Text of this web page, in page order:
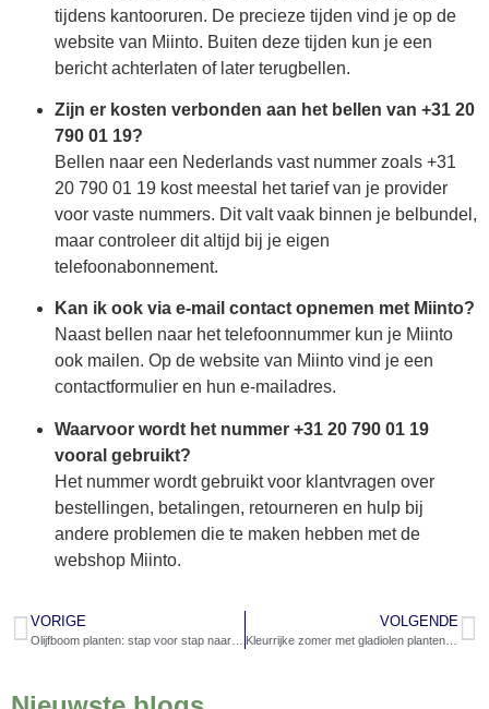
tijdens kantooruren. De precieze tijden vind je op de
website van Miinto. Buiten deze tijden kun je een
bericht achterlaten of later terugbellen.
Zijn er kosten verbonden aan het bellen van +31 20
790 01 19?
Bellen naar een Nederlands vast nummer zoals +31
20 790 01 19 kost meestal het tarief van je provider
voor vaste nummers. Dit valt vaak binnen je belbundel,
maar controleer dit altijd bij je eigen
telefoonabonnement.
Kan ik ook via e-mail contact opnemen met Miinto?
Naast bellen naar het telefoonnummer kun je Miinto
ook mailen. Op de website van Miinto vind je een
contactformulier en hun e-mailadres.
Waarvoor wordt het nummer +31 20 790 01 19
vooral gebruikt?
Het nummer wordt gebruikt voor klantvragen over
bestellingen, betalingen, retourneren en hulp bij
andere problemen die te maken hebben met de
webshop Miinto.
VORIGE VOLGENDE
Kleurrijke zomer met gladiolen planten in je tuin